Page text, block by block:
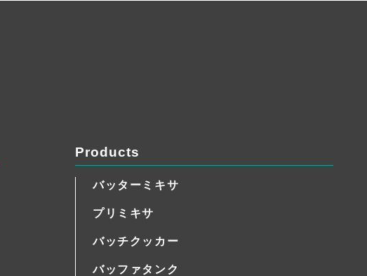
Products
バッターミキサ
プリミキサ
バッチクッカー
バッファタンク